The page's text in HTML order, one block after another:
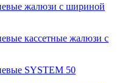
жалюзи с шириной
кассетные жалюзи с
SYSTEM 50